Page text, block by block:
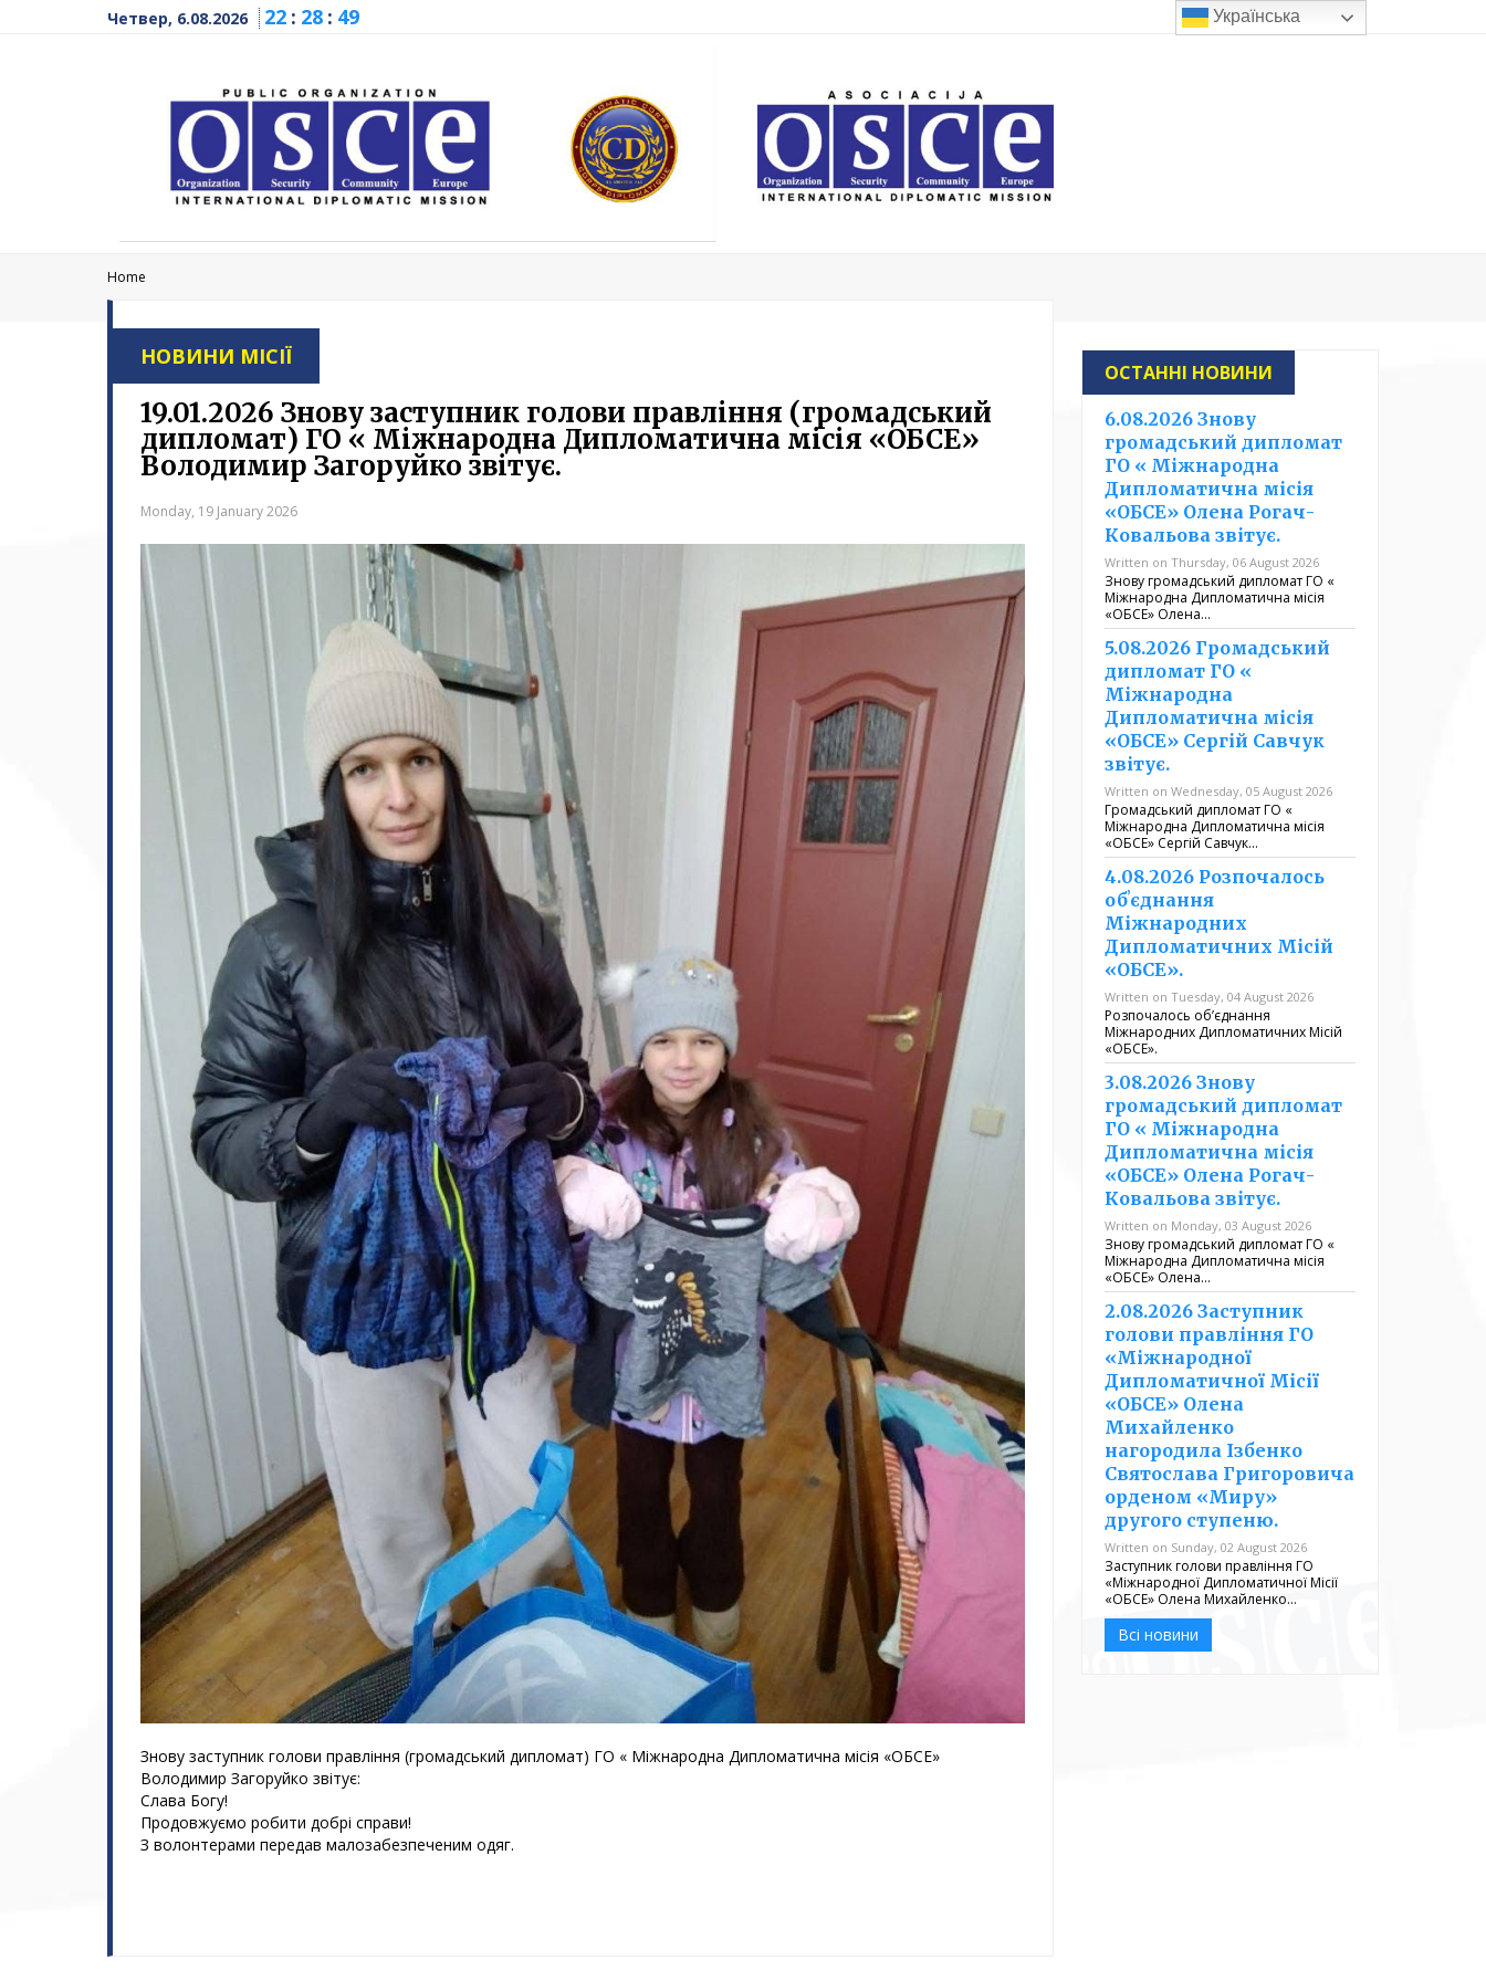
Четвер, 6.08.2026 22 : 28 : 50 Українська
Home
НОВИНИ МІСІЇ
19.01.2026 Знову заступник голови правління (громадський
дипломат) ГО « Міжнародна Дипломатична місія «ОБСЕ»
Володимир Загоруйко звітує.
Monday, 19 January 2026
Знову заступник голови правління (громадський дипломат) ГО « Міжнародна Дипломатична місія «ОБСЕ»
Володимир Загоруйко звітує:
Слава Богу!
Продовжуємо робити добрі справи!
З волонтерами передав малозабезпеченим одяг.
ОСТАННІ НОВИНИ
6.08.2026 Знову
громадський дипломат
ГО « Міжнародна
Дипломатична місія
«ОБСЕ» Олена Рогач-
Ковальова звітує.
Written on Thursday, 06 August 2026
Знову громадський дипломат ГО «
Міжнародна Дипломатична місія
«ОБСЕ» Олена…
5.08.2026 Громадський
дипломат ГО «
Міжнародна
Дипломатична місія
«ОБСЕ» Сергій Савчук
звітує.
Written on Wednesday, 05 August 2026
Громадський дипломат ГО «
Міжнародна Дипломатична місія
«ОБСЕ» Сергій Савчук…
4.08.2026 Розпочалось
обʼєднання
Міжнародних
Дипломатичних Місій
«ОБСЕ».
Written on Tuesday, 04 August 2026
Розпочалось обʼєднання
Міжнародних Дипломатичних Місій
«ОБСЕ».
3.08.2026 Знову
громадський дипломат
ГО « Міжнародна
Дипломатична місія
«ОБСЕ» Олена Рогач-
Ковальова звітує.
Written on Monday, 03 August 2026
Знову громадський дипломат ГО «
Міжнародна Дипломатична місія
«ОБСЕ» Олена…
2.08.2026 Заступник
голови правління ГО
«Міжнародної
Дипломатичної Місії
«ОБСЕ» Олена
Михайленко
нагородила Ізбенко
Святослава Григоровича
орденом «Миру»
другого ступеню.
Written on Sunday, 02 August 2026
Заступник голови правління ГО
«Міжнародної Дипломатичної Місії
«ОБСЕ» Олена Михайленко…
Всі новини